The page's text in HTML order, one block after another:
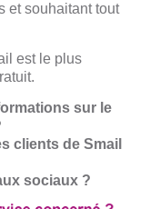
et souhaitant tout
est le plus
sur le
clients de Smail
sociaux ?